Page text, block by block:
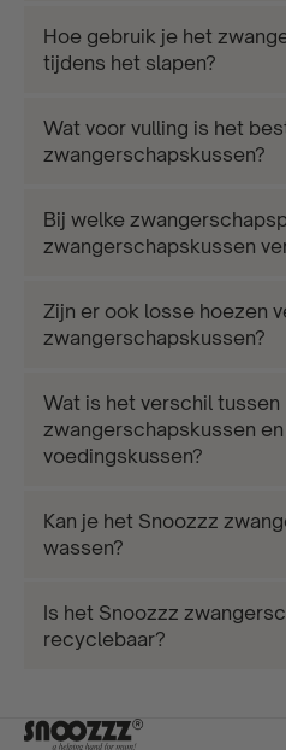
Hoe gebruik je het
tijdens het slapen?
Wat voor vulling is het
zwangerschapskussen?
Bij welke
zwangerschapskussen
Zijn er ook losse hoezen
zwangerschapskussen?
Wat is het verschil tussen
zwangerschapskussen
voedingskussen?
Kan je het Snoozzz
wassen?
Is het Snoozzz
recyclebaar?